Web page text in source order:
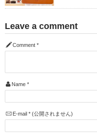
Leave a comment
Comment *
Name *
E-mail *(公開されません)